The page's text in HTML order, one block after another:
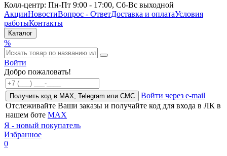
Колл-центр: Пн-Пт 9:00 - 17:00, Сб-Вс выходной
АкцииНовостиВопрос - ОтветДоставка и оплатаУсловия
работыКонтакты
Каталог
%
Войти
Добро пожаловать!
Получить код в MAX, Telegram или СМС
Войти через e-mail
Отслеживайте Ваши заказы и получайте код для входа в ЛК в
нашем боте MAX
Я - новый покупатель
Избранное
0